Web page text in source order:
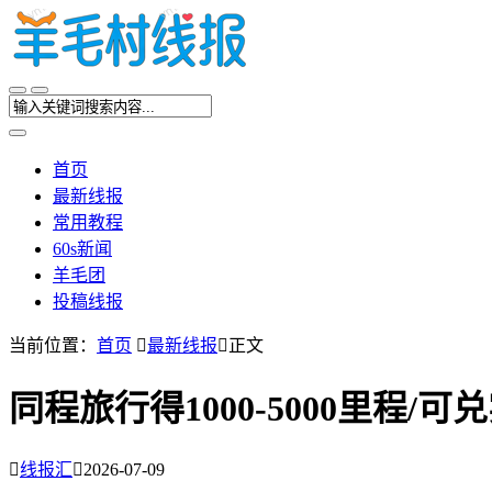
首页
最新线报
常用教程
60s新闻
羊毛团
投稿线报
当前位置： 首页 最新线报正文
同程旅行得1000-5000里程/可
线报汇2026-07-09